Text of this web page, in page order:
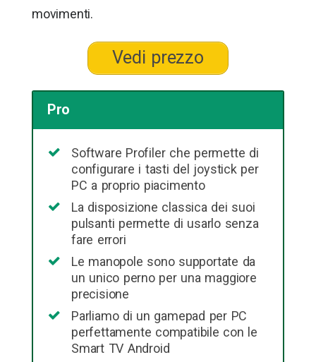
movimenti.
Vedi prezzo
Pro
Software Profiler che permette di
configurare i tasti del joystick per
PC a proprio piacimento
La disposizione classica dei suoi
pulsanti permette di usarlo senza
fare errori
Le manopole sono supportate da
un unico perno per una maggiore
precisione
Parliamo di un gamepad per PC
perfettamente compatibile con le
Smart TV Android